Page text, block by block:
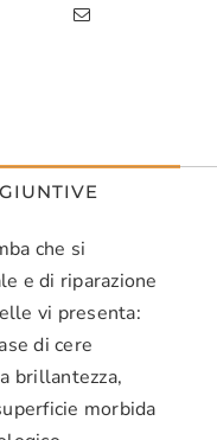
che si
e di riparazione
vi presenta:
di cere
brillantezza,
morbida